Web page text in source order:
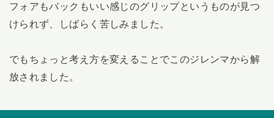
フォアもバックもいい感じのグリップというものが見つ
けられず、しばらく苦しみました。
でもちょっと考え方を変えることでこのジレンマから解
放されました。